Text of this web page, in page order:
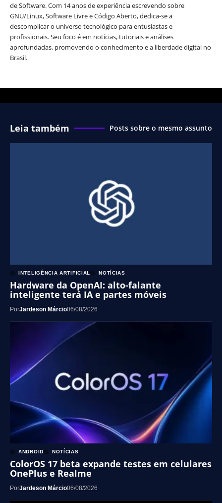
de Software. Com 14 anos de experiência escrevendo sobre
GNU/Linux, Software Livre e Código Aberto, dedica-se a
descomplicar o universo tecnológico para entusiastas e
profissionais. Seu foco é em notícias, tutoriais e análises
aprofundadas, promovendo o conhecimento e a liberdade digital no
Brasil.
Leia também Posts sobre o mesmo assunto
INTELIGÊNCIA ARTIFICIAL NOTÍCIAS
Hardware da OpenAI: alto-falante
inteligente terá IA e partes móveis
PorJardeson Márcio06/08/2026
ANDROID NOTÍCIAS
ColorOS 17 beta expande testes em celulares
OnePlus e Realme
PorJardeson Márcio06/08/2026